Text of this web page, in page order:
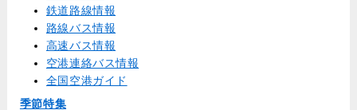
鉄道路線情報
路線バス情報
高速バス情報
空港連絡バス情報
全国空港ガイド
季節特集